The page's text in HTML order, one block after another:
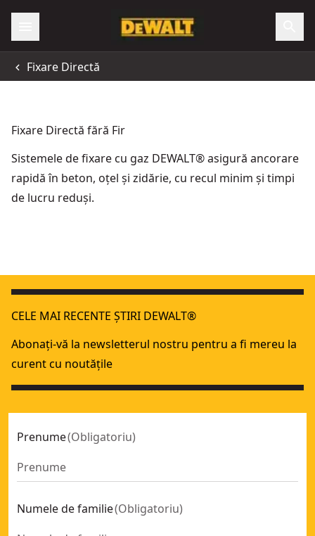
Fixare Directă
Fixare Directă fără Fir
Sistemele de fixare cu gaz DEWALT® asigură ancorare
rapidă în beton, oțel și zidărie, cu recul minim și timpi
de lucru reduși.
Dispozitiv de declanșare la contact nemagnetic pentru
Dispozitiv de declanșare la contact de gips-carton pentru
CELE MAI RECENTE ȘTIRI DEWALT®
Abonați-vă la newsletterul nostru pentru a fi mereu la
curent cu noutățile
Prenume(Obligatoriu)
Numele de familie(Obligatoriu)